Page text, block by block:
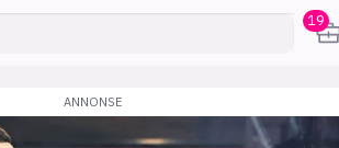
19